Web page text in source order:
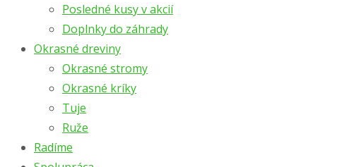
Posledné kusy v akcií
Doplnky do záhrady
Okrasné dreviny
Okrasné stromy
Okrasné kríky
Tuje
Ruže
Radíme